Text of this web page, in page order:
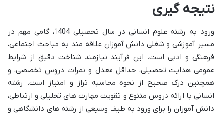
نتیجه گیری
ورود به رشته علوم انسانی در سال تحصیلی 1404، گامی مهم در
مسیر آموزشی و شغلی دانش آموزان علاقه مند به مباحث اجتماعی،
فرهنگی و ادبی است. این فرآیند نیازمند شناخت دقیق از شرایط
عمومی هدایت تحصیلی، حداقل معدل و نمرات دروس تخصصی، و
همچنین درک صحیح از نحوه محاسبه تراز و امتیاز است. رشته
انسانی با ارائه دروس متنوع و تقویت مهارت های تحلیلی و ارتباطی،
دانش آموزان را برای ورود به طیف وسیعی از رشته های دانشگاهی و